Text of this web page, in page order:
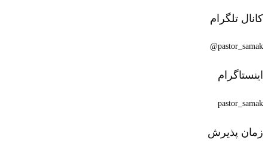
کانال تلگرام
pastor_samak@
اینستاگرام
pastor_samak
زمان پذیرش